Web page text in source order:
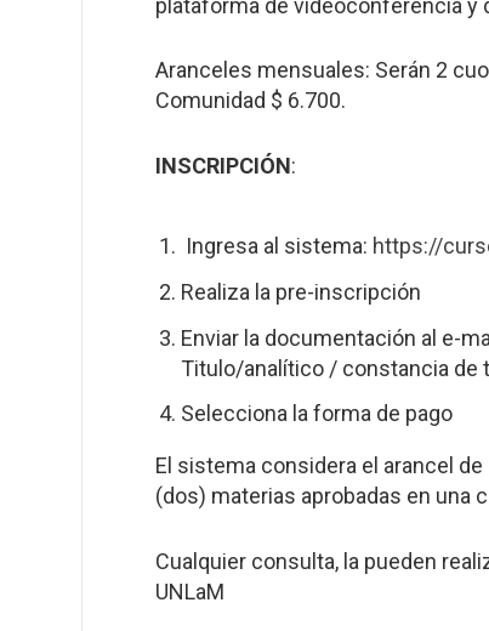
Aranceles mensuales: Serán 2
Comunidad $ 6.700.
INSCRIPCIÓN:
Ingresa al sistema: https://
Realiza la pre-inscripción
Enviar la documentación al e-
Titulo/analítico / constancia de
Selecciona la forma de pago
El sistema considera el arancel
(dos) materias aprobadas en una
Cualquier consulta, la pueden
UNLaM